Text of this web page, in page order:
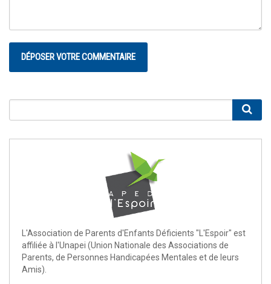
L'Association de Parents d'Enfants Déficients "L'Espoir" est
affiliée à l'Unapei (Union Nationale des Associations de
Parents, de Personnes Handicapées Mentales et de leurs
Amis).